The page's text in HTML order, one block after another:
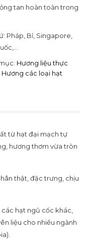
tan hoàn toàn trong
Pháp, Bỉ, Singapore,
Hương liệu thực
Hương các loại hạt
từ hạt đại mạch tự
hương thơm vừa tròn
thật, đặc trưng, chịu
các hạt ngũ cốc khác,
liệu cho nhiều ngành